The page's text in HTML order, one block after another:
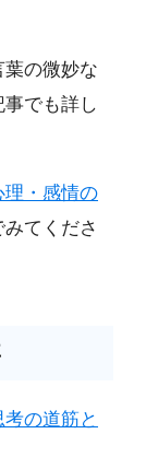
の微妙な
でも詳し
理・感情の
てくださ
考の道筋と